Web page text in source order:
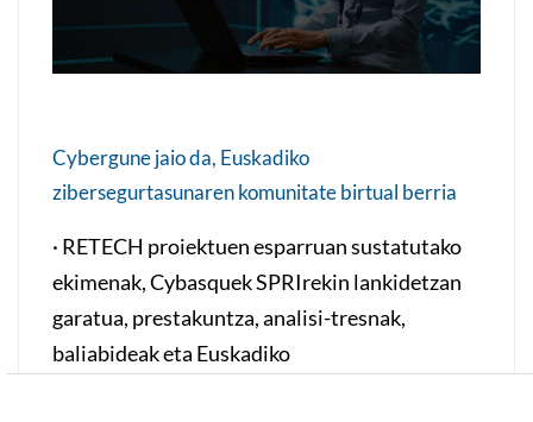
Cybergune jaio da, Euskadiko
zibersegurtasunaren komunitate birtual berria
· RETECH proiektuen esparruan sustatutako
ekimenak, Cybasquek SPRIrekin lankidetzan
garatua, prestakuntza, analisi-tresnak,
baliabideak eta Euskadiko